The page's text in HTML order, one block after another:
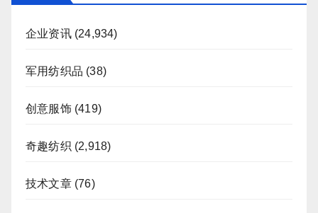
企业资讯(24,934)
军用纺织品 (38)
创意服饰(419)
奇趣纺织 (2,918)
技术文章(76)